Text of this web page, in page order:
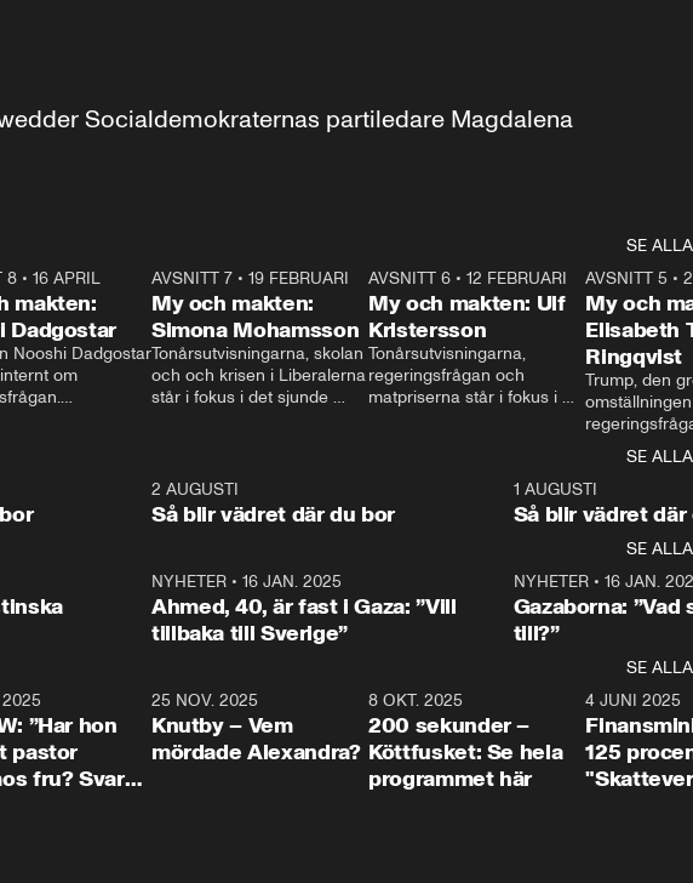
Socialdemokraternas partiledare Magdalena
SE ALLA
8• 16 APRIL
makten:
Dadgostar
Nooshi Dadgostar
om
upp i val. Ska vi
så sitter vi förstås
24:30
AVSNITT 7• 19 FEBRUARI
My och makten:
Simona Mohamsson
Tonårsutvisningarna, skolan
och och krisen i Liberalerna
står i fokus i det sjunde
kommentator My
Rohwedder ställer
utbildnings- och
Mohamsson till svars.
27:30
AVSNITT 6 •12 FEBRUARI
My och makten: Ulf
Kristersson
Tonårsutvisningarna,
regeringsfrågan och
matpriserna står i fokus i
Rohwedder ställer
statsminister Ulf Kristersson
AVSNITT 5 •
My och
Elisabeth
Ringqvist
Trump, den
centrum i
avsnittet av
Makten”. Se
Aftonbladets
Rohwedder
Thand Ring
SE ALLA
2 AUGUSTI
Så blir vädret där du bor
1 AUGUSTI
Så blir vädret där
SE ALLA
NYHETER• 16 JAN. 2025
Ahmed, 40, är fast i Gaza: ”Vill
tillbaka till Sverige”
NYHETER• 16 JAN.
Gazaborna:
till?”
SE ALLA
”Har hon
pastor
fru? Svar
31:05
25 NOV. 2025
Knutby – Vem
mördade Alexandra?
4:29
8 OKT. 2025
200 sekunder –
Köttfusket: Se hela
programmet här
4 JUNI 2025
125